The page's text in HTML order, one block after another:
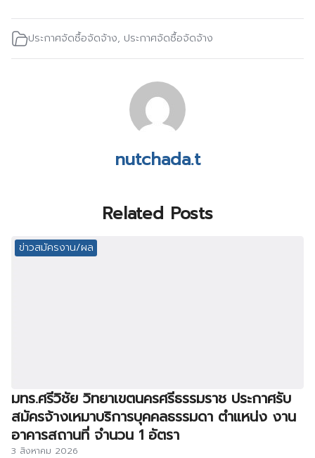
ประกาศจัดซื้อจัดจ้าง, ประกาศจัดซื้อจัดจ้าง
nutchada.t
Related Posts
ข่าวสมัครงาน/ผล
มทร.ศรีวิชัย วิทยาเขตนครศรีธรรมราช ประกาศรับ
สมัครจ้างเหมาบริการบุคคลธรรมดา ตำแหน่ง งาน
อาคารสถานที่ จำนวน 1 อัตรา
3 สิงหาคม 2026